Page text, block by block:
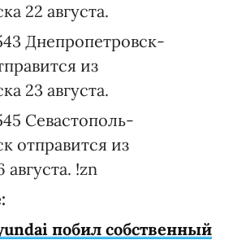
22 августа.
Днепропетровск-
из
23 августа.
Севастополь-
отправится из
августа. !zn
побил собственный